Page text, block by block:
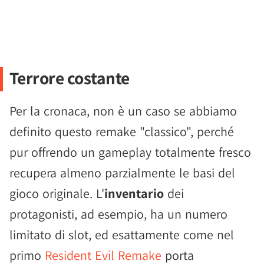
Terrore costante
Per la cronaca, non è un caso se abbiamo
definito questo remake "classico", perché
pur offrendo un gameplay totalmente fresco
recupera almeno parzialmente le basi del
gioco originale. L'inventario dei
protagonisti, ad esempio, ha un numero
limitato di slot, ed esattamente come nel
primo Resident Evil Remake porta